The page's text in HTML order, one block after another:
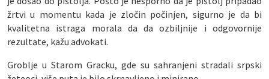
žrtvi u momentu kada je zločin počinjen, sigurno je da bi
kvalitetna istraga morala da da ozbiljnije i odgovornije
rezultate, kažu advokati.
Groblje u Starom Gracku, gde su sahranjeni stradali srpski